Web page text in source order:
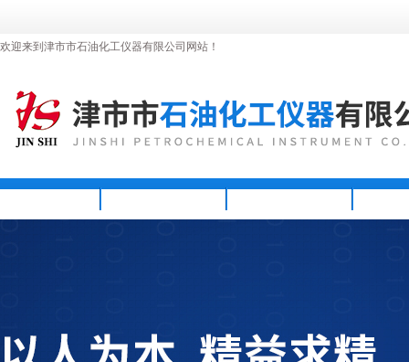
欢迎来到津市市石油化工仪器有限公司网站！